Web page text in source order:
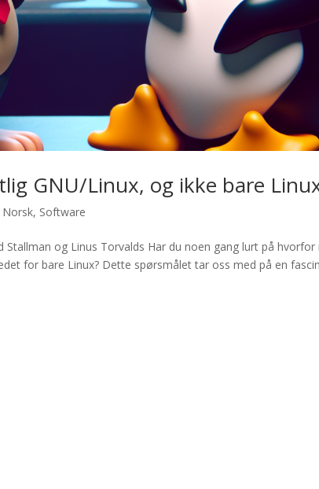
GNU/Linux, og ikke bare
Norsk, Software
Stallman og Linus Torvalds Har du noen gang lurt på
for bare Linux? Dette spørsmålet tar oss med på en